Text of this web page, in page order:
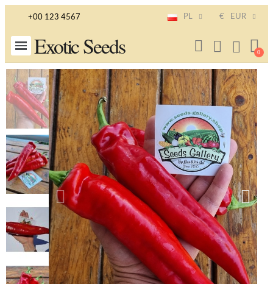
+00 123 4567 PL € EUR
Exotic Seeds